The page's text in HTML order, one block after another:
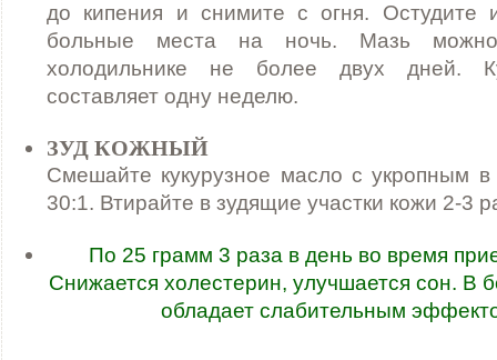
до кипения и снимите с огня. Остудите
больные места на ночь. Мазь
холодильнике не более двух дней.
составляет одну неделю.
ЗУД КОЖНЫЙ
Смешайте кукурузное масло с укропным
30:1. Втирайте в зудящие участки кожи 2-3
По 25 грамм 3 раза в день во время
Снижается холестерин, улучшается сон. В
обладает слабительным